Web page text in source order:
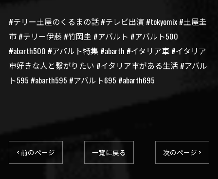
#テリー土屋のくるまの話 #テレビ出演 #tokyomix #土屋圭
市 #テリー伊藤 #竹岡圭 #アバルト #アバルト500
#abarth500 #アバルト特集 #abarth #イタリア車 #イタリア
車好きな人と繋がりたい #イタリア車がある生活 #アバル
ト595 #abarth595 #アバルト695 #abarth695
< 前のページ 一覧に戻る 次のページ >